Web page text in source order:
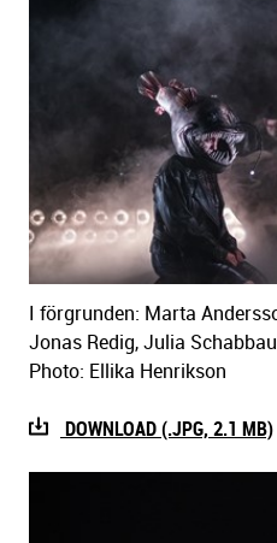
I förgrunden: Marta
Jonas Redig, Julia
Photo: Ellika Henrikson
DOWNLOAD (.JPG, 2.1 MB)